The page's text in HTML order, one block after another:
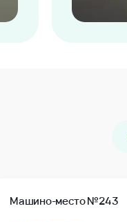
Машино-место №243